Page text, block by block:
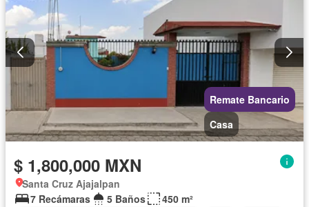
Remate Bancario
Casa
$ 1,800,000 MXN
Santa Cruz Ajajalpan
7 Recámaras
5 Baños
450 m²